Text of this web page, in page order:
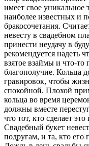
имеет свое уникальное
наиболее известных и
бракосочетания.
невесту в свадебном
принести неудачу в
рекомендуется надеть
взятое взаймы и что-то
благополучие. Кольца
гравировок, чтобы
спокойной. Плохой
кольца во время
должны вместе
что тот, кто сделает
Свадебный букет
подругам, и та, кто